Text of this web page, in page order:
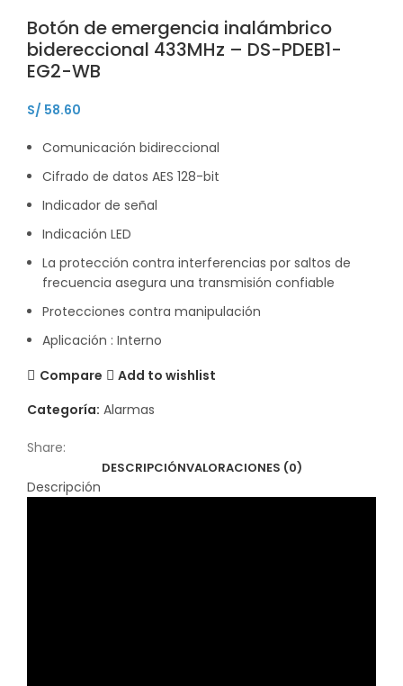
Botón de emergencia inalámbrico
bidereccional 433MHz – DS-PDEB1-
EG2-WB
S/ 58.60
Comunicación bidireccional
Cifrado de datos AES 128-bit
Indicador de señal
Indicación LED
La protección contra interferencias por saltos de
frecuencia asegura una transmisión confiable
Protecciones contra manipulación
Aplicación : Interno
Compare
Add to wishlist
Categoría: Alarmas
Share:
DESCRIPCIÓNVALORACIONES (0)
Descripción